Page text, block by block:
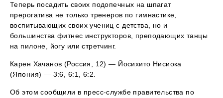
Теперь посадить своих подопечных на шпагат
прерогатива не только тренеров по гимнастике,
воспитывающих своих учениц с детства, но и
большинства фитнес инструкторов, преподающих танцы
на пилоне, йогу или стретчинг.
Карен Хачанов (Россия, 12) — Йосихито Нисиока
(Япония) — 3:6, 6:1, 6:2.
Об этом сообщили в пресс-службе правительства по